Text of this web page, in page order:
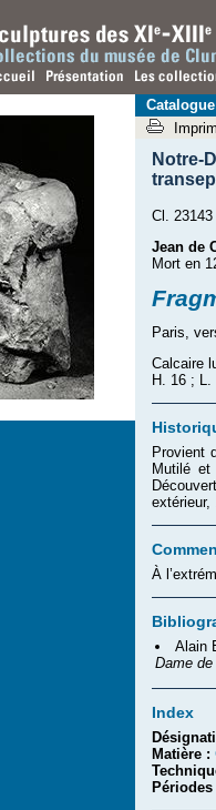
Notre-
Cl. 23143
Jean de
Mort en
Paris,
Calcaire
H. 16 ;
Provient
Mutilé et
extérieur,
À
Alain
Dame
Index
Matière :
Catalogue